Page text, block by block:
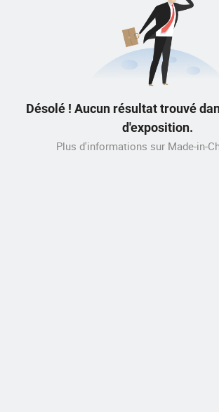
Désolé ! Aucun résultat trouvé
d'exposition.
Plus d'informations sur Made-in-